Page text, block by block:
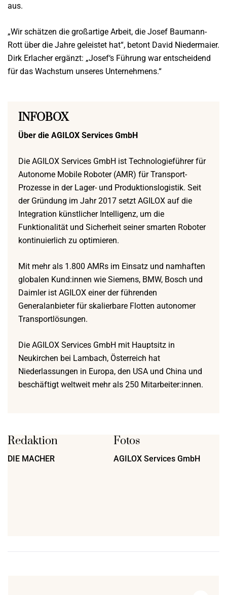
aus.
„Wir schätzen die großartige Arbeit, die Josef Baumann-
Rott über die Jahre geleistet hat“, betont David Niedermaier.
Dirk Erlacher ergänzt: „Josef‘s Führung war entscheidend
für das Wachstum unseres Unternehmens.“
INFOBOX
Über die AGILOX Services GmbH
Die AGILOX Services GmbH ist Technologieführer für
Autonome Mobile Roboter (AMR) für Transport-
Prozesse in der Lager- und Produktionslogistik. Seit
der Gründung im Jahr 2017 setzt AGILOX auf die
Integration künstlicher Intelligenz, um die
Funktionalität und Sicherheit seiner smarten Roboter
kontinuierlich zu optimieren.
Mit mehr als 1.800 AMRs im Einsatz und namhaften
globalen Kund:innen wie Siemens, BMW, Bosch und
Daimler ist AGILOX einer der führenden
Generalanbieter für skalierbare Flotten autonomer
Transportlösungen.
Die AGILOX Services GmbH mit Hauptsitz in
Neukirchen bei Lambach, Österreich hat
Niederlassungen in Europa, den USA und China und
beschäftigt weltweit mehr als 250 Mitarbeiter:innen.
Redaktion
DIE MACHER
Fotos
AGILOX Services GmbH